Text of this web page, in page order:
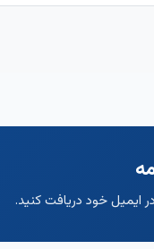
ایمیل خود دریافت کنید.